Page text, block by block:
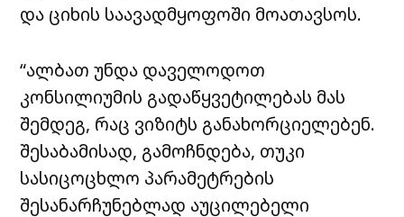
და ციხის საავადმყოფოში მოათავსოს.
“ალბათ უნდა დაველოდოთ
კონსილიუმის გადაწყვეტილებას მას
შემდეგ, რაც ვიზიტს განახორციელებენ.
შესაბამისად, გამოჩნდება, თუკი
სასიცოცხლო პარამეტრების
შესანარჩუნებლად აუცილებელი